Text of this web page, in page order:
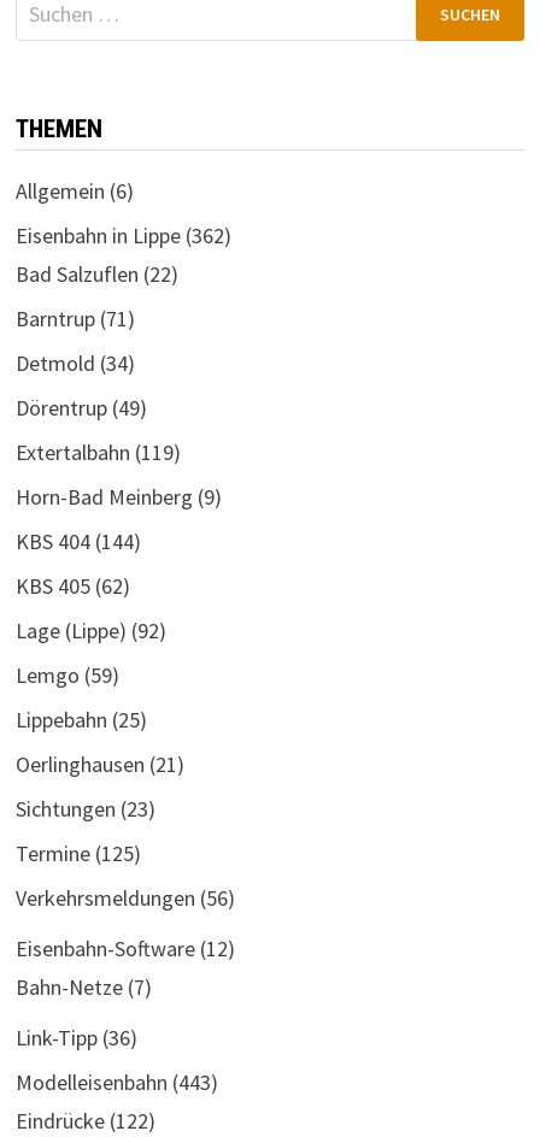
nach:
THEMEN
Allgemein (6)
Eisenbahn in Lippe(362)
Bad Salzuflen (22)
Barntrup(71)
Detmold (34)
Dörentrup(49)
Extertalbahn (119)
Horn-Bad Meinberg (9)
KBS 404(144)
KBS 405(62)
Lage (Lippe) (92)
Lemgo (59)
Lippebahn (25)
Oerlinghausen (21)
Sichtungen (23)
Termine(125)
Verkehrsmeldungen (56)
Eisenbahn-Software(12)
Bahn-Netze(7)
Link-Tipp(36)
Modelleisenbahn (443)
Eindrücke(122)